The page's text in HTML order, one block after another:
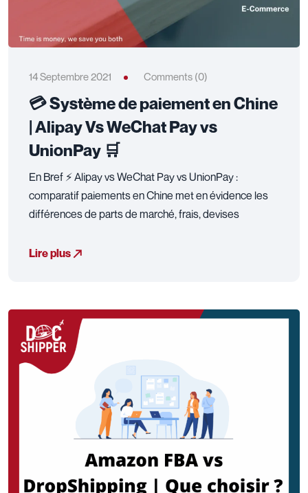
14 Septembre 2021 Comments (0)
💳 Système de paiement en Chine
| Alipay Vs WeChat Pay vs
UnionPay 🛒
En Bref ⚡ Alipay vs WeChat Pay vs UnionPay :
comparatif paiements en Chine met en évidence les
différences de parts de marché, frais, devises
Lire plus